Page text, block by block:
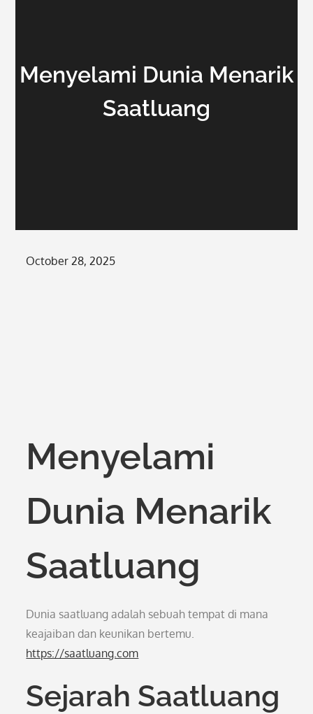
Menyelami Dunia Menarik
Saatluang
Posted
October 28, 2025
Menyelami
Dunia Menarik
Saatluang
Dunia saatluang adalah sebuah tempat di mana
keajaiban dan keunikan bertemu.
https://saatluang.com
Sejarah Saatluang